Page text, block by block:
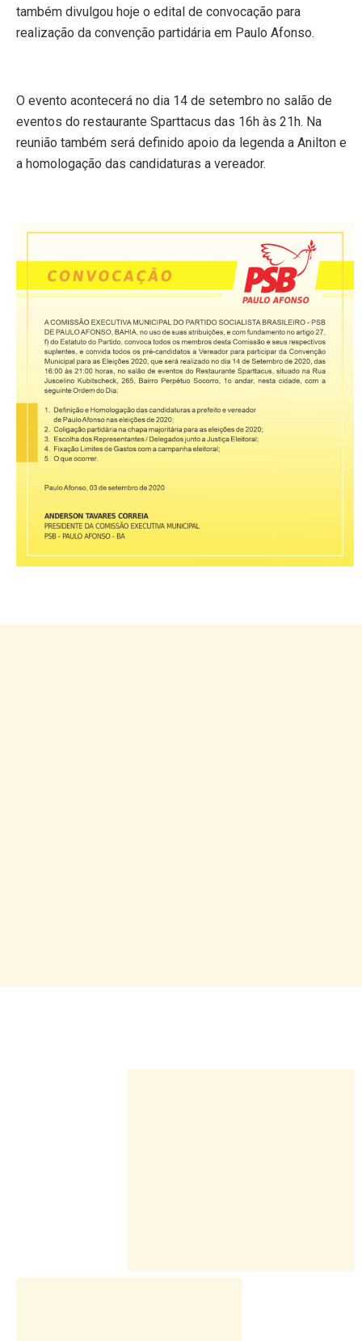
também divulgou hoje o edital de convocação para
realização da convenção partidária em Paulo Afonso.
O evento acontecerá no dia 14 de setembro no salão de
eventos do restaurante Sparttacus das 16h às 21h. Na
reunião também será definido apoio da legenda a Anilton e
a homologação das candidaturas a vereador.